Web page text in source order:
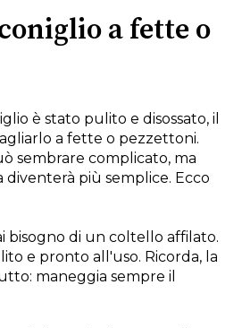
a fette o
è stato pulito e disossato, il
a fette o pezzettoni.
sembrare complicato, ma
diventerà più semplice. Ecco
bisogno di un coltello affilato.
e pronto all'uso. Ricorda, la
maneggia sempre il